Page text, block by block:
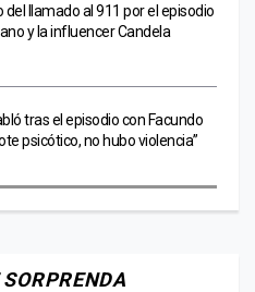
del llamado al 911 por el episodio
y la influencer Candela
tras el episodio con Facundo
psicótico, no hubo violencia”
SORPRENDA